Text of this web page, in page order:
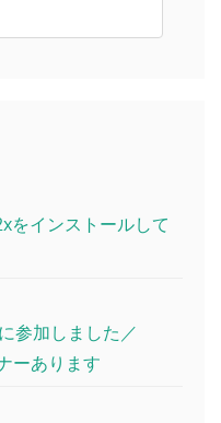
をインストールして
参加しました／
ーあります